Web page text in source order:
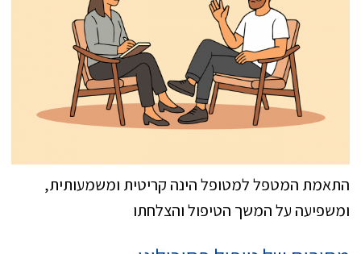
התאמת המטפל למטופל הינה קריטית ומשמעותית,
ומשפיעה על המשך הטיפול והצלחתו